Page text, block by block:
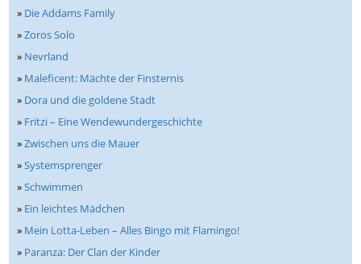
» Die Addams Family
»Zoros Solo
» Nevrland
» Maleficent: Mächte der Finsternis
» Dora und die goldene Stadt
» Fritzi – Eine Wendewundergeschichte
»Zwischen uns die Mauer
»Systemsprenger
»Schwimmen
» Ein leichtes Mädchen
» Mein Lotta-Leben – Alles Bingo mit Flamingo!
» Paranza: Der Clan der Kinder